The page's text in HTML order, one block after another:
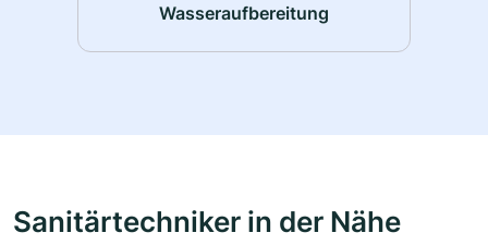
Wasseraufbereitung
Sanitärtechniker in der Nähe